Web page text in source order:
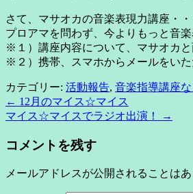
さて、マサオカの音楽表現力講座・・
プロアマを問わず、今よりもっと音
※１）講座内容について、マサオカ
※２）携帯、スマホからメールをい
カテゴリー: 活動報告, 音楽指導講座
← 12月のマイス☆マイス
マイス☆マイスでラジオ出演！
→
コメントを残す
メールアドレスが公開されることはあ